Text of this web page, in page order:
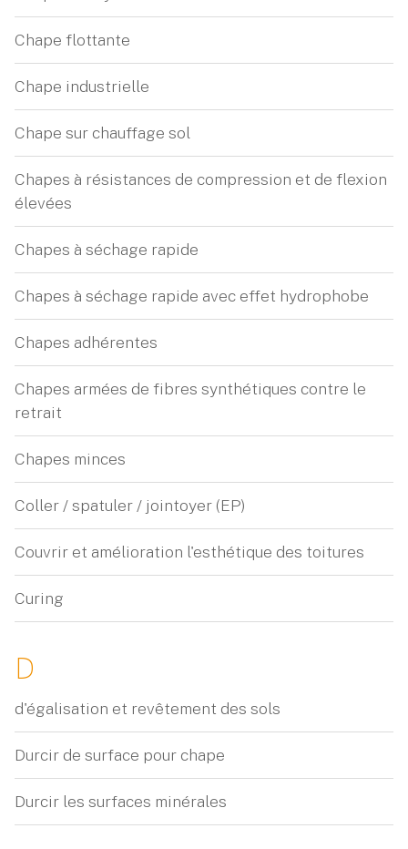
Chape flottante
Chape industrielle
Chape sur chauffage sol
Chapes à résistances de compression et de flexion
élevées
Chapes à séchage rapide
Chapes à séchage rapide avec effet hydrophobe
Chapes adhérentes
Chapes armées de fibres synthétiques contre le
retrait
Chapes minces
Coller / spatuler / jointoyer (EP)
Couvrir et amélioration l'esthétique des toitures
Curing
D
d'égalisation et revêtement des sols
Durcir de surface pour chape
Durcir les surfaces minérales